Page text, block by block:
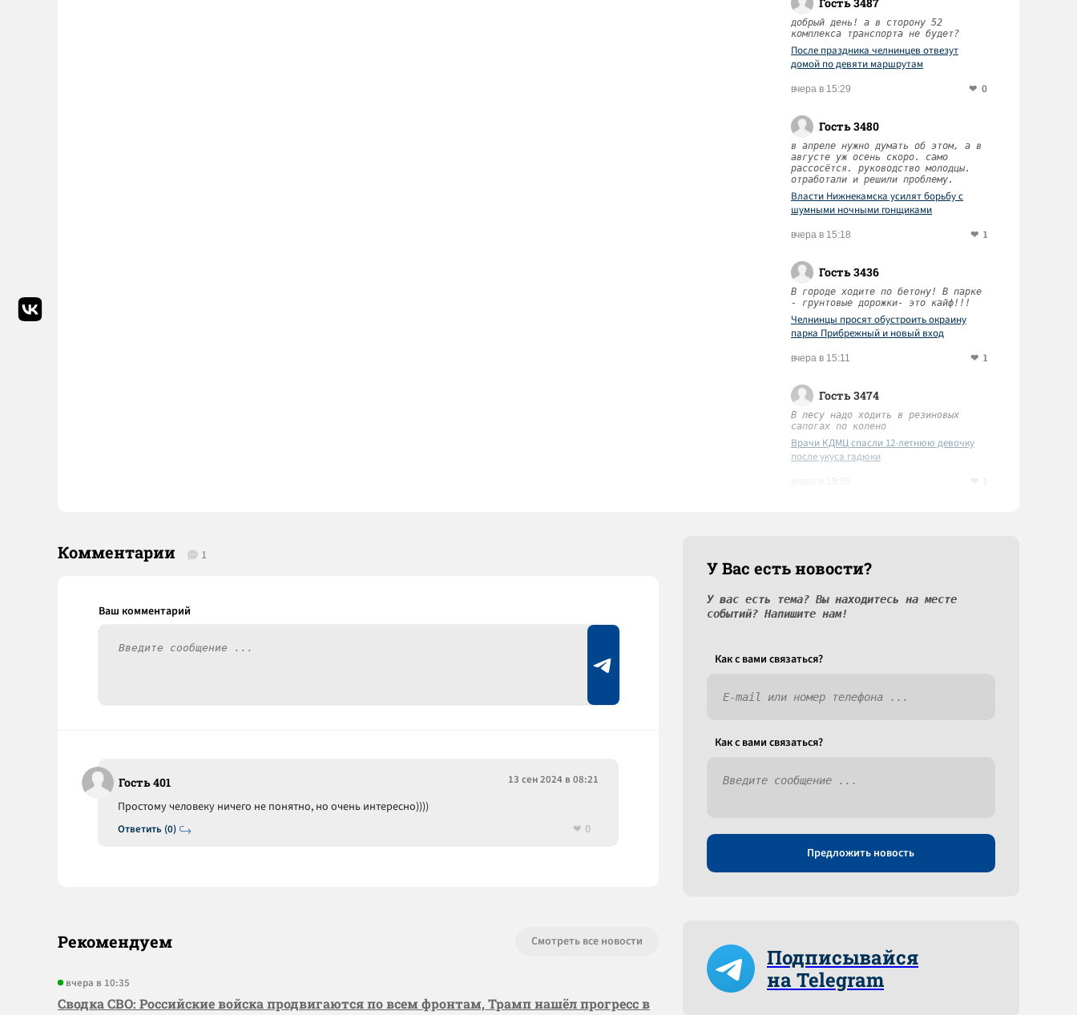
добрый день! а в сторону 52
комплекса транспорта не будет?
После праздника челнинцев отвезут
домой по девяти маршрутам
вчера в 15:29 0
Гость 3480
в апреле нужно думать об этом, а в
августе уж осень скоро. само
рассосётся. руководство молодцы.
отработали и решили проблему.
Власти Нижнекамска усилят борьбу с
шумными ночными гонщиками
вчера в 15:18 1
Гость 3436
В городе ходите по бетону! В парке
- грунтовые дорожки- это кайф!!!
Челнинцы просят обустроить окраину
парка Прибрежный и новый вход
вчера в 15:11 1
Гость 3474
В лесу надо ходить в резиновых
сапогах по колено
Врачи КДМЦ спасли 12-летнюю девочку
после укуса гадюки
Комментарии 1
Гость 401 13 сен 2024 в 08:21
Ответить (0)
Простому человеку ничего не понятно, но очень интересно))))
0
Рекомендуем Смотреть все новости
вчера в 10:35
Сводка СВО: Российские войска продвигаются по всем фронтам, Трамп нашёл прогресс в
У Вас есть новости?
У вас есть тема? Вы находитесь на месте
событий? Напишите нам!
Как c вами связаться?
Как c вами связаться?
Предложить новость
Подписывайся
на Telegram